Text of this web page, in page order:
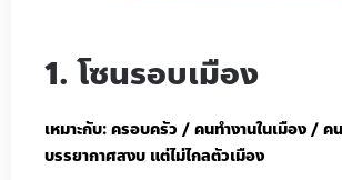
1. โซนรอบเมือง
เหมาะกับ: ครอบครัว / คนทำงานในเมือง / ค
บรรยากาศสงบ แต่ไม่ไกลตัวเมือง